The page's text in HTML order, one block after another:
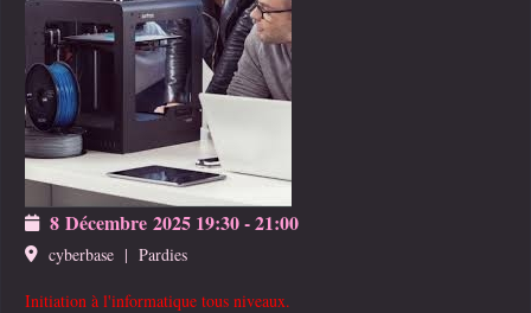
8 Décembre 2025 19:30-21:00
cyberbase | Pardies
Initiation à l'informatique tous niveaux.